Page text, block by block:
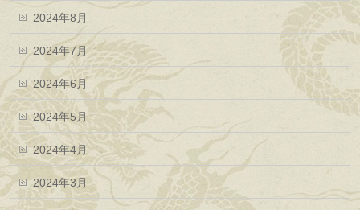
2024年8月
2024年7月
2024年6月
2024年5月
2024年4月
2024年3月